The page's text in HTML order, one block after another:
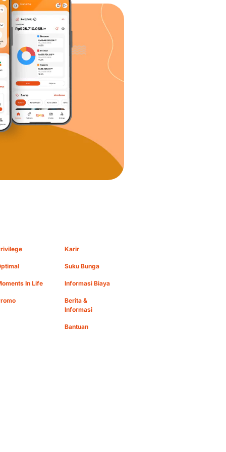
In Life
Karir
Suku Bunga
Informasi Biaya
Berita &
Informasi
Bantuan